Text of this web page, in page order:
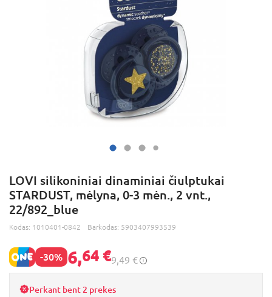
LOVI silikoniniai dinaminiai čiulptukai
STARDUST, mėlyna, 0-3 mėn., 2 vnt.,
22/892_blue
Kodas: 1010401-0842 Barkodas: 5903407993539
-30% 6,64 €9,49 €
Perkant bent 2 prekes